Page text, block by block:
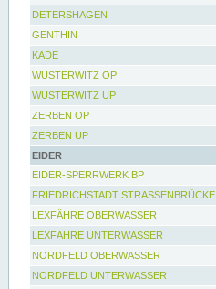
DETERSHAGEN
GENTHIN
KADE
WUSTERWITZ OP
WUSTERWITZ UP
ZERBEN OP
ZERBEN UP
EIDER
EIDER-SPERRWERK BP
FRIEDRICHSTADT STRASSENBRÜCKE
LEXFÄHRE OBERWASSER
LEXFÄHRE UNTERWASSER
NORDFELD OBERWASSER
NORDFELD UNTERWASSER